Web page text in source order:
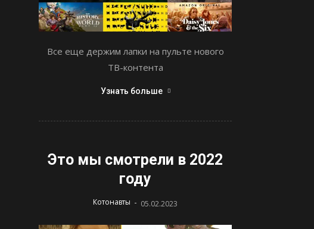
Все еще держим лапки на пульте нового
ТВ-контента
Узнать больше
Это мы смотрели в 2022
году
Котонавты - 05.02.2023